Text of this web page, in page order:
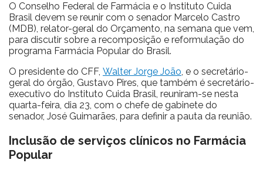
O Conselho Federal de Farmácia e o Instituto Cuida
Brasil devem se reunir com o senador Marcelo Castro
(MDB), relator-geral do Orçamento, na semana que vem,
para discutir sobre a recomposição e reformulação do
programa Farmácia Popular do Brasil.
O presidente do CFF, Walter Jorge João, e o secretário-
geral do órgão, Gustavo Pires, que também é secretário-
executivo do Instituto Cuida Brasil, reuniram-se nesta
quarta-feira, dia 23, com o chefe de gabinete do
senador, José Guimarães, para definir a pauta da reunião.
Inclusão de serviços clínicos no Farmácia
Popular